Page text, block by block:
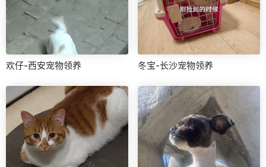
欢仔-西安宠物领养 冬宝-长沙宠物领养